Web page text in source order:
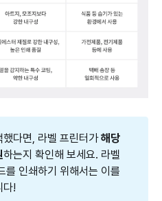
다면, 라벨 프린터가해당
하는지 확인해 보세요. 라벨
를 인쇄하기 위해서는 이를
다!